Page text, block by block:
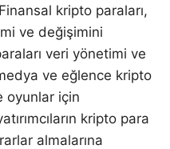
kripto paraları,
ve değişimini
veri yönetimi ve
ve eğlence kripto
oyunlar için
kripto para
almalarına